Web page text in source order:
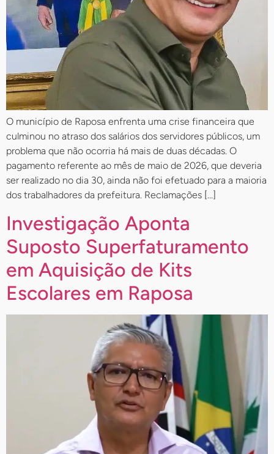
O município de Raposa enfrenta uma crise financeira que
culminou no atraso dos salários dos servidores públicos, um
problema que não ocorria há mais de duas décadas. O
pagamento referente ao mês de maio de 2026, que deveria
ser realizado no dia 30, ainda não foi efetuado para a maioria
dos trabalhadores da prefeitura. Reclamações […]
Investigação Aponta
Suposto Superfaturamento
em Aquisição de Kits
Escolares em Raposa